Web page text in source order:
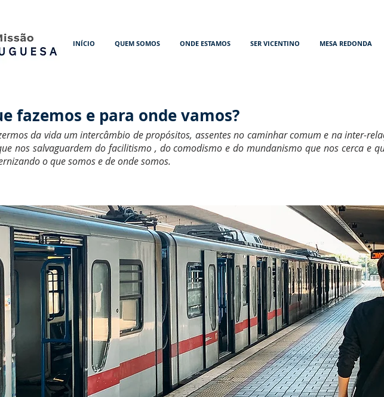
INÍCIO QUEM SOMOS ONDE ESTAMOS SER VICENTINO MESA REDONDA
fazemos e para onde vamos?
da vida um intercâmbio de propósitos, assentes no caminhar comum e na inter-
nos salvaguardem do facilitismo , do comodismo e do mundanismo que nos cerca e
o que somos e de onde somos.